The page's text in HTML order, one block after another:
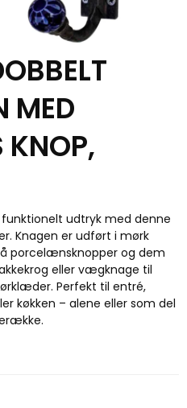
MED
udtryk med denne
Knagen er udført i mørk
porcelænsknopper og dem
eller vægknage til
Perfekt til entré,
køkken – alene eller som del